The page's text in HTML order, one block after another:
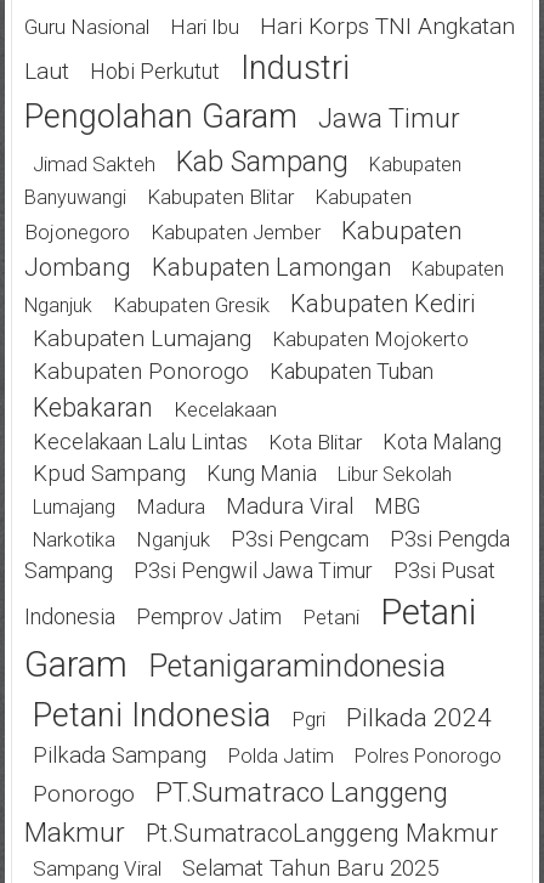
Guru Nasional
Hari Ibu
Hari Korps TNI Angkatan
Laut
Hobi Perkutut
Industri
Pengolahan Garam
Jawa Timur
Jimad Sakteh Kab Sampang
Kabupaten
Banyuwangi
Kabupaten Blitar
Kabupaten
Bojonegoro
Kabupaten Jember
Kabupaten
Jombang
Kabupaten Lamongan
Kabupaten
Nganjuk
Kabupaten Gresik Kabupaten Kediri
Kabupaten Lumajang Kabupaten Mojokerto
Kabupaten Ponorogo Kabupaten Tuban
Kebakaran Kecelakaan
Kecelakaan Lalu Lintas Kota Blitar Kota Malang
Kpud Sampang Kung Mania
Libur Sekolah
Lumajang
Madura Madura Viral MBG
Narkotika Nganjuk P3si Pengcam
P3si Pengda
Sampang
P3si Pengwil Jawa Timur
P3si Pusat
Indonesia
Pemprov Jatim Petani
Petani
Garam
Petanigaramindonesia
Petani Indonesia Pgri Pilkada 2024
Pilkada Sampang Polda Jatim Polres Ponorogo
Ponorogo
PT.Sumatraco Langgeng
Makmur
Pt.SumatracoLanggeng Makmur
Sampang Viral Selamat Tahun Baru 2025